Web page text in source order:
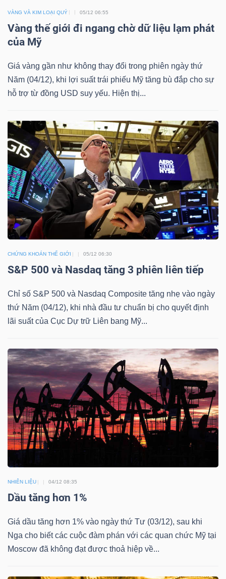
VÀNG VÀ KIM LOẠI QUÝ 05/12 06:55
Vàng thế giới đi ngang chờ dữ liệu lạm phát
của Mỹ
Giá vàng gần như không thay đổi trong phiên ngày thứ
Năm (04/12), khi lợi suất trái phiếu Mỹ tăng bù đắp cho sự
hỗ trợ từ đồng USD suy yếu. Hiện thị...
CHỨNG KHOÁN THẾ GIỚI 05/12 06:30
S&P 500 và Nasdaq tăng 3 phiên liên tiếp
Chỉ số S&P 500 và Nasdaq Composite tăng nhẹ vào ngày
thứ Năm (04/12), khi nhà đầu tư chuẩn bị cho quyết định
lãi suất của Cục Dự trữ Liên bang Mỹ...
NHIÊN LIỆU 04/12 08:35
Dầu tăng hơn 1%
Giá dầu tăng hơn 1% vào ngày thứ Tư (03/12), sau khi
Nga cho biết các cuộc đàm phán với các quan chức Mỹ tại
Moscow đã không đạt được thoả hiệp về...
CỤ
ĐẦU
TƯ
TRUY
DỮ
LIỆU
Ngành
(-)
VS-
SECTOR
LƯỢNG
NGUYÊN
VẬT
LIỆU
CÔNG
TIÊU
DÙNG